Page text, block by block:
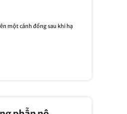
một cánh đồng sau khi hạ